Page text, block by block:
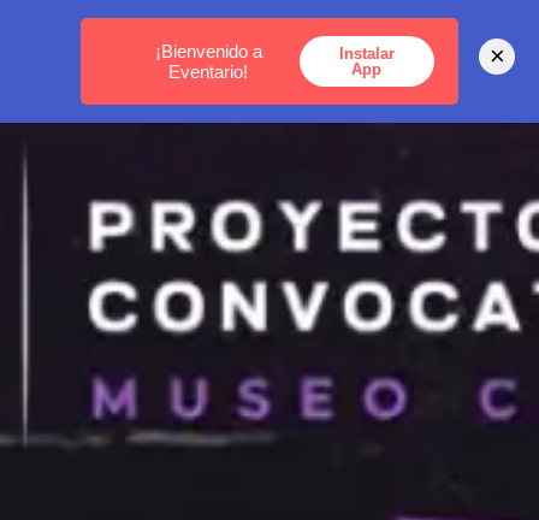
MEDELLÍN - BOGOTÁ - CARTAGENA
¡Bienvenido a
Eventario!
Instalar
App
×